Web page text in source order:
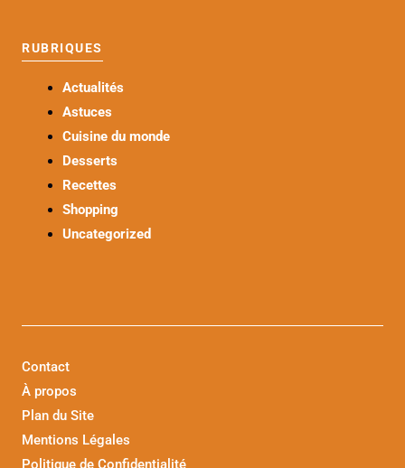
RUBRIQUES
Actualités
Astuces
Cuisine du monde
Desserts
Recettes
Shopping
Uncategorized
Contact
À propos
Plan du Site
Mentions Légales
Politique de Confidentialité